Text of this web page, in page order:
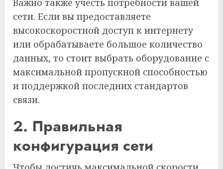
Важно также учесть потребности вашей
сети. Если вы предоставляете
высокоскоростной доступ к интернету
или обрабатываете большое количество
данных, то стоит выбрать оборудование с
максимальной пропускной способностью
и поддержкой последних стандартов
связи.
2. Правильная
конфигурация сети